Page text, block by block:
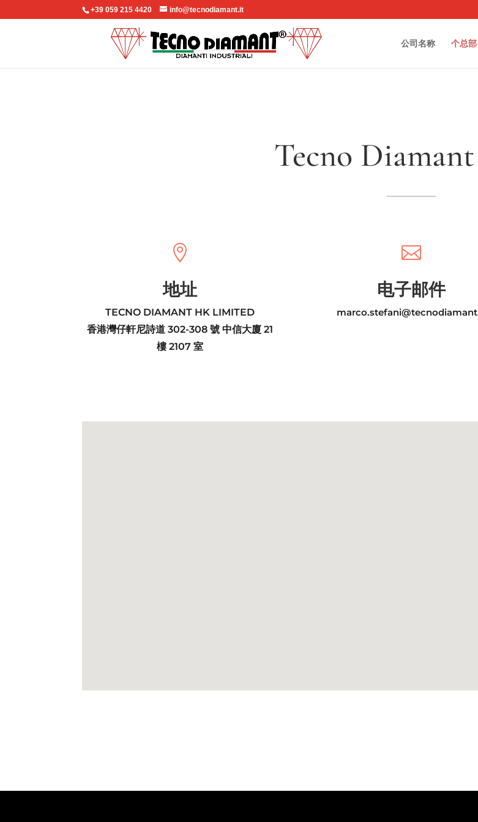
+39 059 215 4420 info@tecnodiamant.it
公司名称 个总部
Tecno

地址
TECNO DIAMANT HK LIMITED
香港灣仔軒尼詩道 302-308 號 中信大廈 21
樓 2107 室

电子邮件